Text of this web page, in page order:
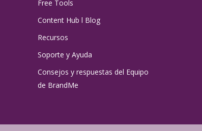
Free Tools
Content Hub l Blog
Recursos
Soporte y Ayuda
Consejos y respuestas del Equipo
de BrandMe